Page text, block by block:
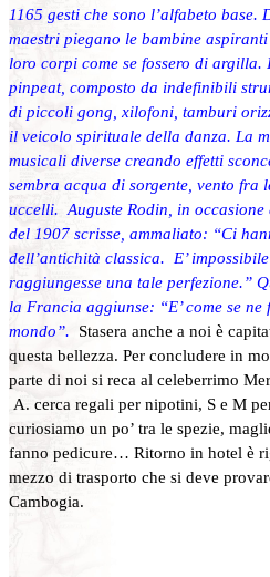
1165 gesti che sono l’alfabeto base.
maestri piegano le bambine
loro corpi come se fossero di argilla.
pinpeat, composto da indefinibili
di piccoli gong, xilofoni, tamburi
il veicolo spirituale della danza. La
musicali diverse creando effetti
sembra acqua di sorgente, vento fra
uccelli. Auguste Rodin, in occasione
del 1907 scrisse, ammaliato: “Ci
dell’antichità classica. E’
raggiungesse una tale perfezione.”
la Francia aggiunse: “E’ come se
mondo”. Stasera anche a noi è
questa bellezza. Per concludere in
parte di noi si reca al celeberrimo
A. cerca regali per nipotini, S e M
curiosiamo un po’ tra le spezie,
fanno pedicure… Ritorno in hotel è
mezzo di trasporto che si deve
Cambogia.